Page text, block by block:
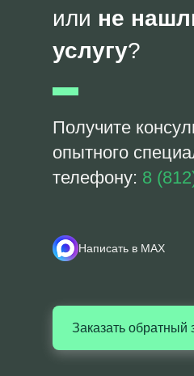
или не
услугу?
Получите
опытного
телефону: 8
Написать в MAX
Заказать обратный